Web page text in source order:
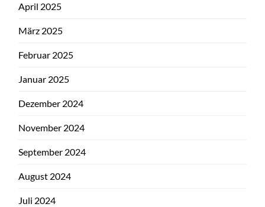
April 2025
März 2025
Februar 2025
Januar 2025
Dezember 2024
November 2024
September 2024
August 2024
Juli 2024